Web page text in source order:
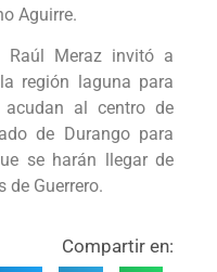
Aguirre.
Raúl Meraz invitó a
región laguna para
al centro de
de Durango para
se harán llegar de
Guerrero.
Compartir en: